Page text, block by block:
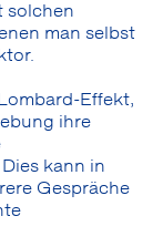
solchen
man selbst
Effekt,
ihre
kann in
Gespräche